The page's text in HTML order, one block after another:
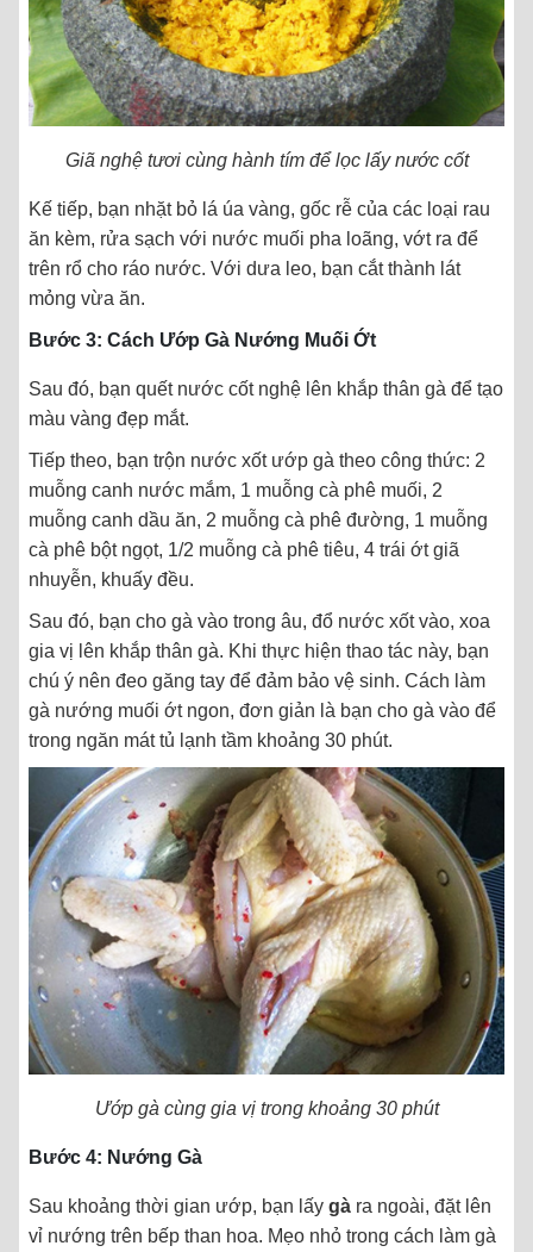
Giã nghệ tươi cùng hành tím để lọc lấy nước cốt
Kế tiếp, bạn nhặt bỏ lá úa vàng, gốc rễ của các loại rau
ăn kèm, rửa sạch với nước muối pha loãng, vớt ra để
trên rổ cho ráo nước. Với dưa leo, bạn cắt thành lát
mỏng vừa ăn.
Bước 3: Cách Ướp Gà Nướng Muối Ớt
Sau đó, bạn quết nước cốt nghệ lên khắp thân gà để tạo
màu vàng đẹp mắt.
Tiếp theo, bạn trộn nước xốt ướp gà theo công thức: 2
muỗng canh nước mắm, 1 muỗng cà phê muối, 2
muỗng canh dầu ăn, 2 muỗng cà phê đường, 1 muỗng
cà phê bột ngọt, 1/2 muỗng cà phê tiêu, 4 trái ớt giã
nhuyễn, khuấy đều.
Sau đó, bạn cho gà vào trong âu, đổ nước xốt vào, xoa
gia vị lên khắp thân gà. Khi thực hiện thao tác này, bạn
chú ý nên đeo găng tay để đảm bảo vệ sinh. Cách làm
gà nướng muối ớt ngon, đơn giản là bạn cho gà vào để
trong ngăn mát tủ lạnh tầm khoảng 30 phút.
Ướp gà cùng gia vị trong khoảng 30 phút
Bước 4: Nướng Gà
Sau khoảng thời gian ướp, bạn lấy gà ra ngoài, đặt lên
vỉ nướng trên bếp than hoa. Mẹo nhỏ trong cách làm gà